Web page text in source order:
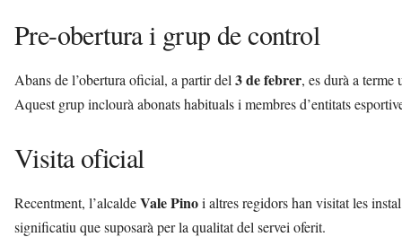
Pre-obertura i grup de control
Abans de l’obertura oficial, a partir del 3 de febrer, es durà a
Aquest grup inclourà abonats habituals i membres d’entitats
Visita oficial
Recentment, l’alcaldeVale Pinoi altres regidors han visitat les
significatiu que suposarà per la qualitat del servei oferit.